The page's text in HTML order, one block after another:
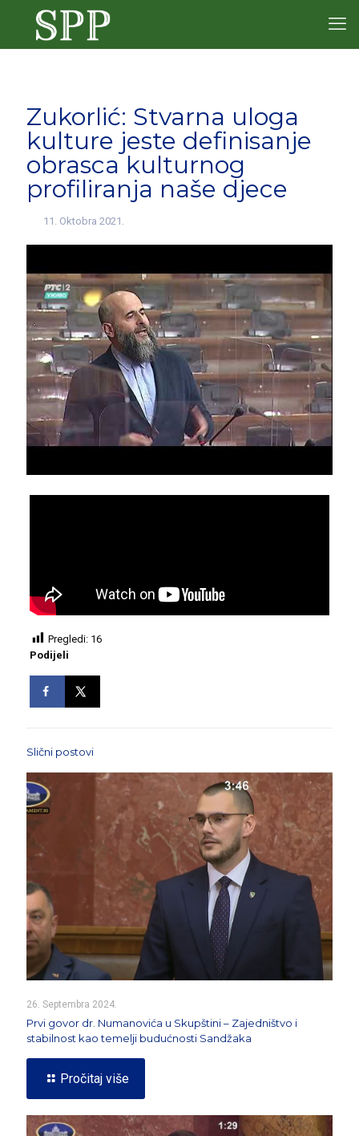
Zukorlić: Stvarna uloga
kulture jeste definisanje
obrasca kulturnog
profiliranja naše djece
11. Oktobra 2021.
Pregledi: 16
Podijeli
Slični postovi
26. Septembra 2024.
Prvi govor dr. Numanovića u Skupštini – Zajedništvo i
stabilnost kao temelji budućnosti Sandžaka
Pročitaj više